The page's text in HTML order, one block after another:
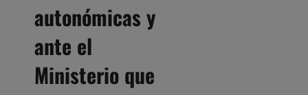
autonómicas y
ante el
Ministerio que